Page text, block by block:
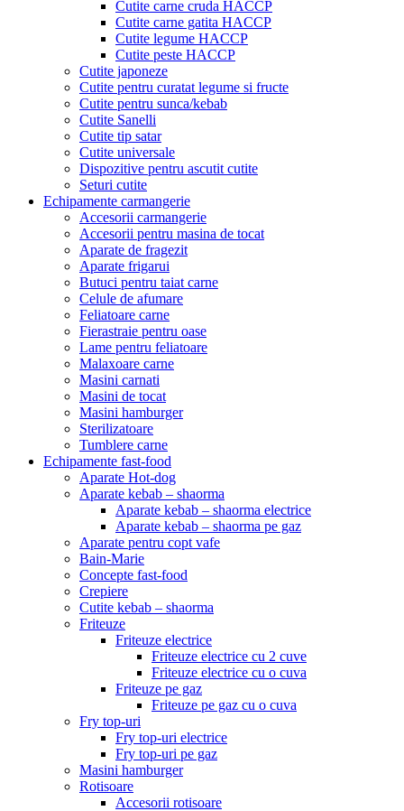
Cutite carne cruda HACCP
Cutite carne gatita HACCP
Cutite legume HACCP
Cutite peste HACCP
Cutite japoneze
Cutite pentru curatat legume si fructe
Cutite pentru sunca/kebab
Cutite Sanelli
Cutite tip satar
Cutite universale
Dispozitive pentru ascutit cutite
Seturi cutite
Echipamente carmangerie
Accesorii carmangerie
Accesorii pentru masina de tocat
Aparate de fragezit
Aparate frigarui
Butuci pentru taiat carne
Celule de afumare
Feliatoare carne
Fierastraie pentru oase
Lame pentru feliatoare
Malaxoare carne
Masini carnati
Masini de tocat
Masini hamburger
Sterilizatoare
Tumblere carne
Echipamente fast-food
Aparate Hot-dog
Aparate kebab – shaorma
Aparate kebab – shaorma electrice
Aparate kebab – shaorma pe gaz
Aparate pentru copt vafe
Bain-Marie
Concepte fast-food
Crepiere
Cutite kebab – shaorma
Friteuze
Friteuze electrice
Friteuze electrice cu 2 cuve
Friteuze electrice cu o cuva
Friteuze pe gaz
Friteuze pe gaz cu o cuva
Fry top-uri
Fry top-uri electrice
Fry top-uri pe gaz
Masini hamburger
Rotisoare
Accesorii rotisoare